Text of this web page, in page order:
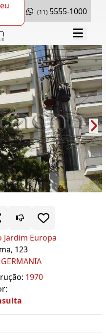
(11) 5555-1000
Europa
123
GERMANIA
1970